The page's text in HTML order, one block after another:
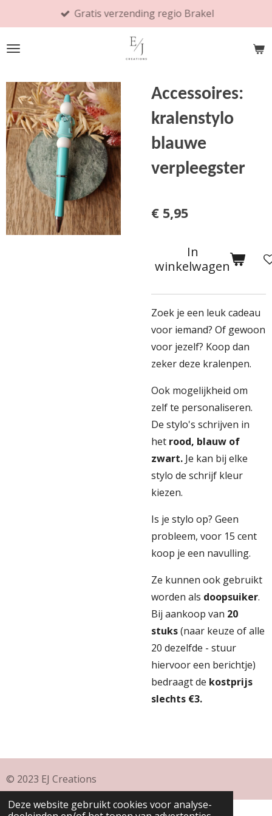
Deze website gebruikt cookies voor analyse-
direct
naar
hoofdinhoud
Gratis verzending regio Brakel
Accessoires:
kralenstylo
blauwe
verpleegster
€ 5,95
In
winkelwagen
Zoek je een leuk cadeau
voor iemand? Of gewoon
voor jezelf? Koop dan
zeker deze kralenpen.
Ook mogelijkheid om
zelf te personaliseren.
De stylo's schrijven in
het rood, blauw of
zwart. Je kan bij elke
stylo de schrijf kleur
kiezen.
Is je stylo op? Geen
probleem, voor 15 cent
koop je een navulling.
Ze kunnen ook gebruikt
worden als doopsuiker.
Bij aankoop van 20
stuks(naar keuze of alle
20 dezelfde - stuur
hiervoor een berichtje)
bedraagt de kostprijs
slechts €3.
© 2023 EJ Creations